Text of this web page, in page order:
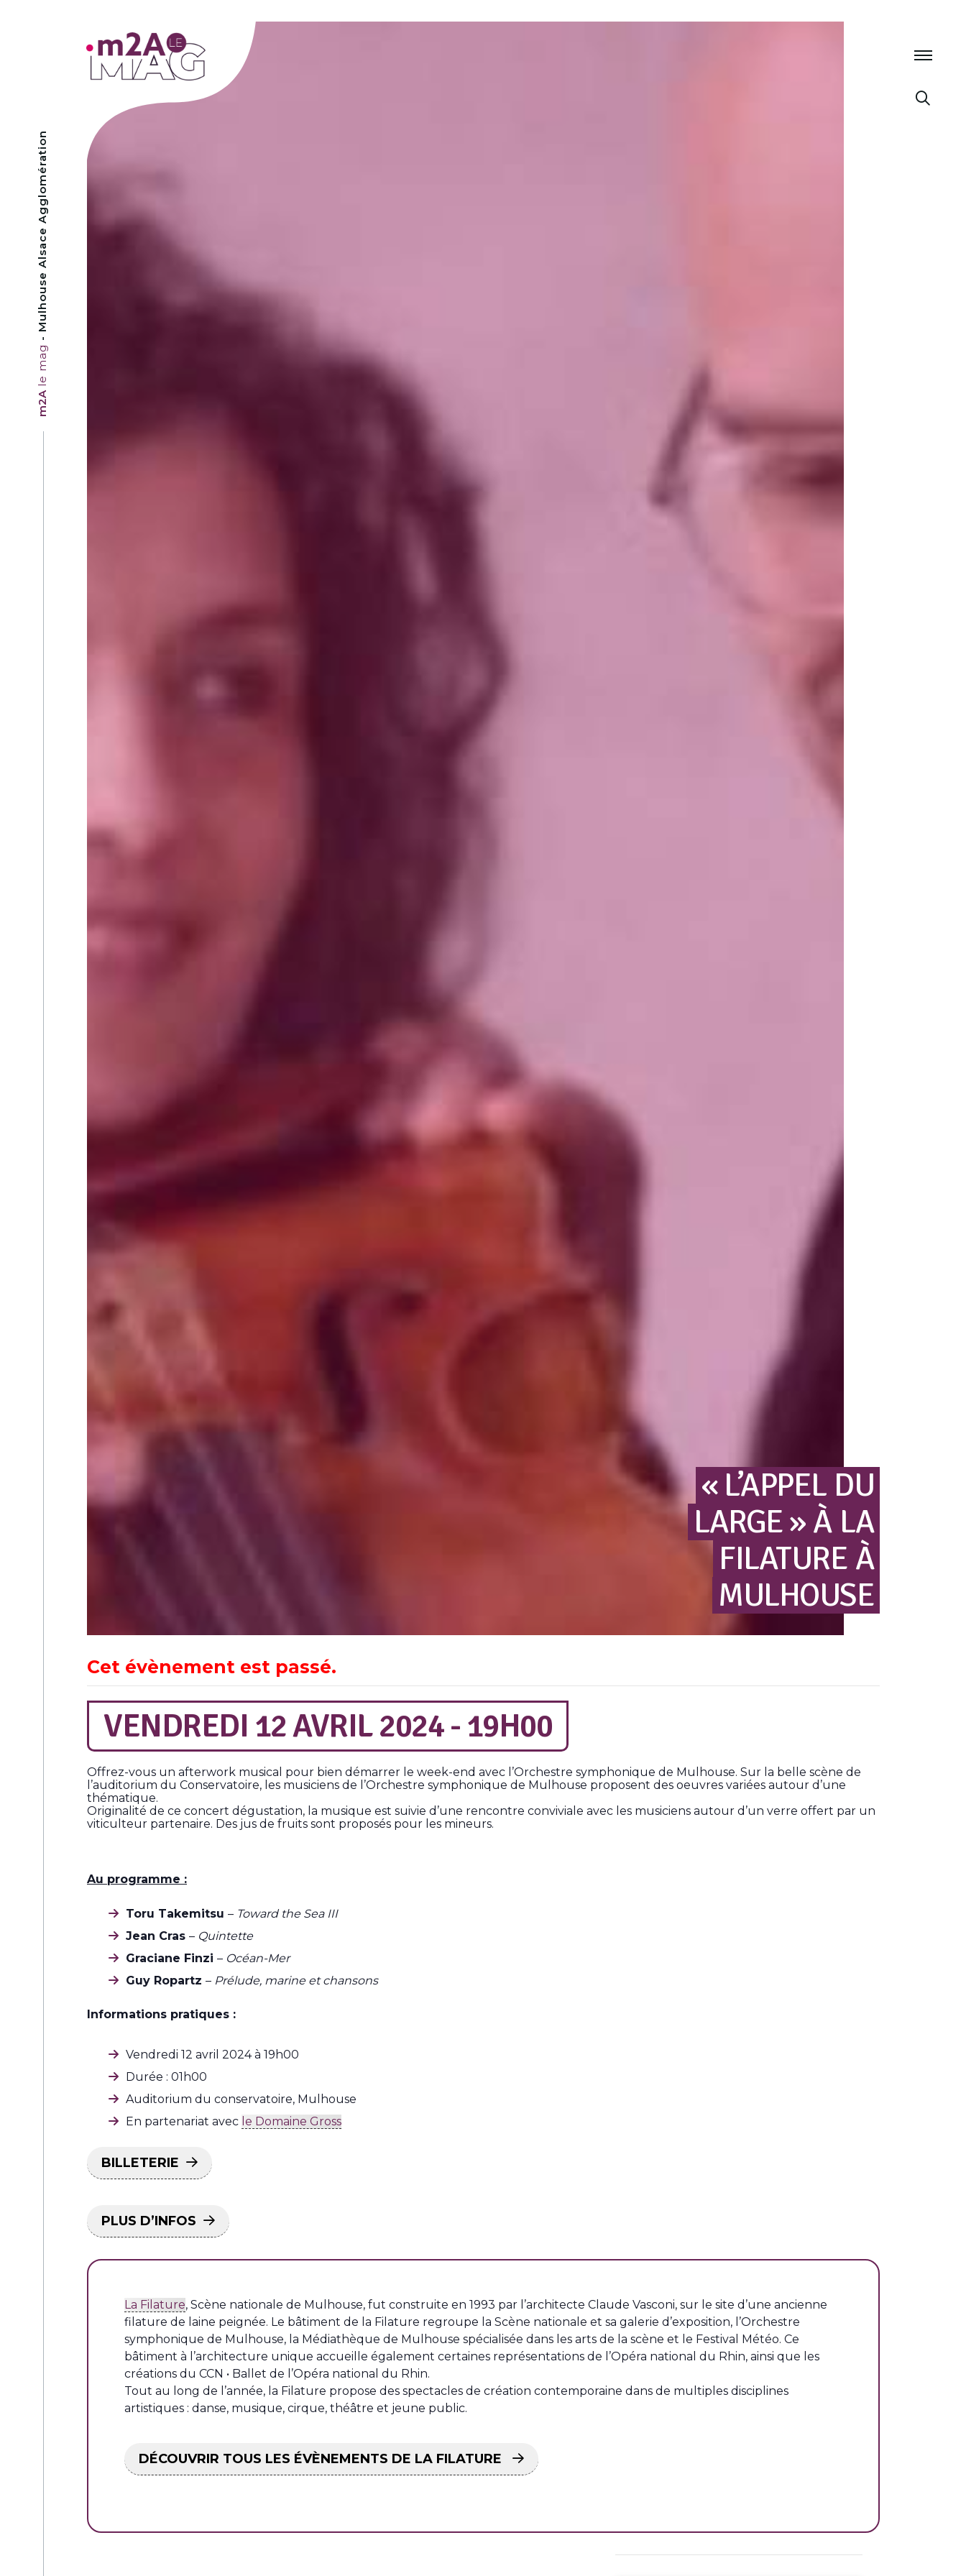
m2A
le mag
- Mulhouse Alsace Agglomération
« L’APPEL DU
LARGE » À LA
FILATURE À
MULHOUSE
Cet évènement est passé.
VENDREDI 12 AVRIL 2024 - 19H00
Offrez-vous un afterwork musical pour bien démarrer le week-end avec l’Orchestre symphonique de Mulhouse. Sur la belle scène de
l’auditorium du Conservatoire, les musiciens de l’Orchestre symphonique de Mulhouse proposent des oeuvres variées autour d’une
thématique.
Originalité de ce concert dégustation, la musique est suivie d’une rencontre conviviale avec les musiciens autour d’un verre offert par un
viticulteur partenaire. Des jus de fruits sont proposés pour les mineurs.
Au programme :
Toru Takemitsu – Toward the Sea III
Jean Cras – Quintette
Graciane Finzi – Océan-Mer
Guy Ropartz – Prélude, marine et chansons
Informations pratiques :
Vendredi 12 avril 2024 à 19h00
Durée : 01h00
Auditorium du conservatoire, Mulhouse
En partenariat avec le Domaine Gross
BILLETERIE
PLUS D’INFOS
La Filature, Scène nationale de Mulhouse, fut construite en 1993 par l’architecte Claude Vasconi, sur le site d’une ancienne
filature de laine peignée. Le bâtiment de la Filature regroupe la Scène nationale et sa galerie d’exposition, l’Orchestre
symphonique de Mulhouse, la Médiathèque de Mulhouse spécialisée dans les arts de la scène et le Festival Météo. Ce
bâtiment à l’architecture unique accueille également certaines représentations de l’Opéra national du Rhin, ainsi que les
créations du CCN • Ballet de l’Opéra national du Rhin.
Tout au long de l’année, la Filature propose des spectacles de création contemporaine dans de multiples disciplines
artistiques : danse, musique, cirque, théâtre et jeune public.
DÉCOUVRIR TOUS LES ÉVÈNEMENTS DE LA FILATURE